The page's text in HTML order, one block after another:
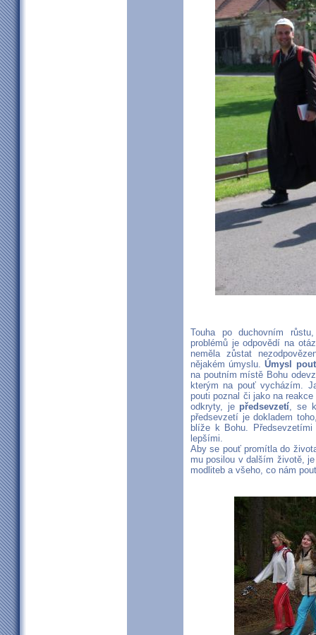
Touha po duchovním
problémů je odpovědí na
neměla zůstat
nějakém úmyslu.Úmysl
na poutním místě Bohu
kterým na pouť vycházím.
pouti poznal či jako na
odkryty, je předsevzetí, se
předsevzetí je dokladem
blíže k Bohu.
lepšími.
Aby se pouť promítla do
mu posilou v dalším životě,
modliteb a všeho, co nám